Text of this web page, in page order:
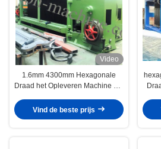
Video
1.6mm 4300mm Hexagonale
Draad het Opleveren Machine om
Vind de beste prijs